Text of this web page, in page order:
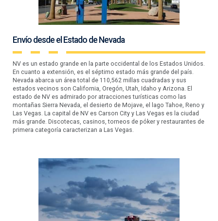
Envío desde el Estado de Nevada
NV es un estado grande en la parte occidental de los Estados Unidos.
En cuanto a extensión, es el séptimo estado más grande del país.
Nevada abarca un área total de 110,562 millas cuadradas y sus
estados vecinos son California, Oregón, Utah, Idaho y Arizona. El
estado de NV es admirado por atracciones turísticas como las
montañas Sierra Nevada, el desierto de Mojave, el lago Tahoe, Reno y
Las Vegas. La capital de NV es Carson City y Las Vegas es la ciudad
más grande. Discotecas, casinos, torneos de póker y restaurantes de
primera categoría caracterizan a Las Vegas.